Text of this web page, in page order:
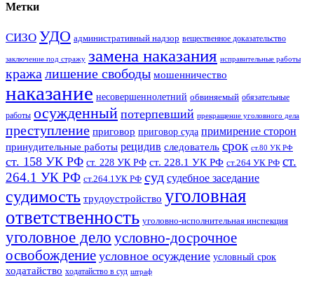
Метки
СИЗО УДО административный надзор вещественное доказательство
заключение под стражу замена наказания исправительные работы
кража лишение свободы мошенничество
наказание несовершеннолетний обвиняемый обязательные
работы осужденный потерпевший прекращение уголовного дела
преступление приговор приговор суда примирение сторон
принудительные работы рецидив следователь срок ст.80 УК РФ
ст. 158 УК РФ ст. 228 УК РФ ст. 228.1 УК РФ ст.264 УК РФ ст.
264.1 УК РФ ст.264.1УК РФ суд судебное заседание
судимость трудоустройство уголовная
ответственность уголовно-исполнительная инспекция
уголовное дело условно-досрочное
освобождение условное осуждение условный срок
ходатайство ходатайство в суд штраф